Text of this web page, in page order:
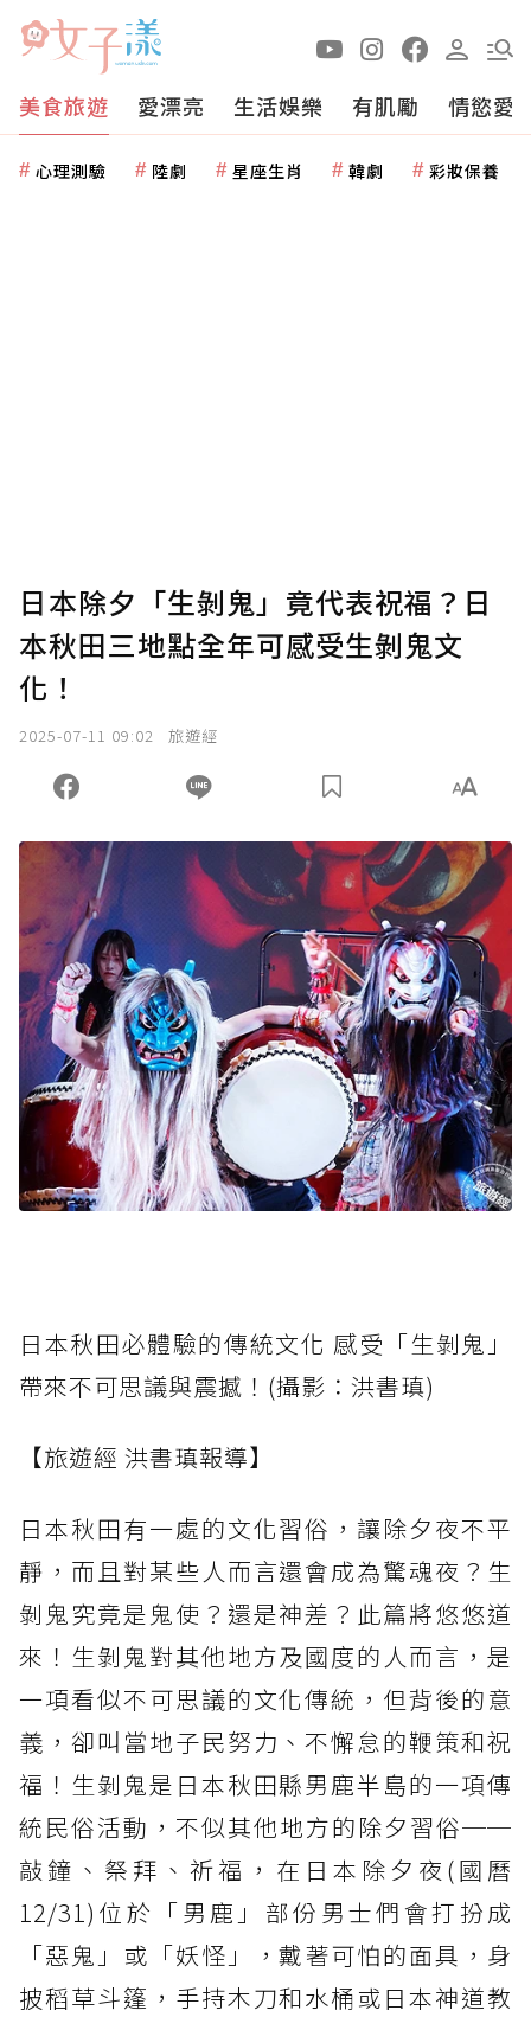
美食旅遊 愛漂亮 生活娛樂 有肌勵 情慾愛
心理測驗 陸劇 星座生肖 韓劇 彩妝保養
日本除夕「生剝鬼」竟代表祝福？日
本秋田三地點全年可感受生剝鬼文
化！
2025-07-11 09:02 旅遊經
日本秋田必體驗的傳統文化 感受「生剝鬼」
帶來不可思議與震撼！(攝影：洪書瑱)
【旅遊經 洪書瑱報導】
日本秋田有一處的文化習俗，讓除夕夜不平
靜，而且對某些人而言還會成為驚魂夜？生
剝鬼究竟是鬼使？還是神差？此篇將悠悠道
來！生剝鬼對其他地方及國度的人而言，是
一項看似不可思議的文化傳統，但背後的意
義，卻叫當地子民努力、不懈怠的鞭策和祝
福！生剝鬼是日本秋田縣男鹿半島的一項傳
統民俗活動，不似其他地方的除夕習俗──
敲鐘、祭拜、祈福，在日本除夕夜(國曆
12/31)位於「男鹿」部份男士們會打扮成
「惡鬼」或「妖怪」，戴著可怕的面具，身
披稻草斗篷，手持木刀和水桶或日本神道教